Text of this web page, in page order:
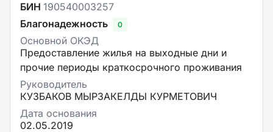
БИН 190540003257
Благонадежность
0
Основной ОКЭД
Предоставление жилья на выходные дни и
прочие периоды краткосрочного проживания
Руководитель
КУЗБАКОВ МЫРЗАКЕЛДЫ КУРМЕТОВИЧ
Дата основания
02.05.2019